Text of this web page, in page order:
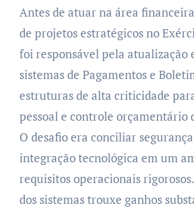
Antes de atuar na área
de projetos estratégicos no
foi responsável pela atualização
sistemas de Pagamentos e
estruturas de alta criticidade
pessoal e controle orçamentário
O desafio era conciliar
integração tecnológica em um
requisitos operacionais
dos sistemas trouxe ganhos